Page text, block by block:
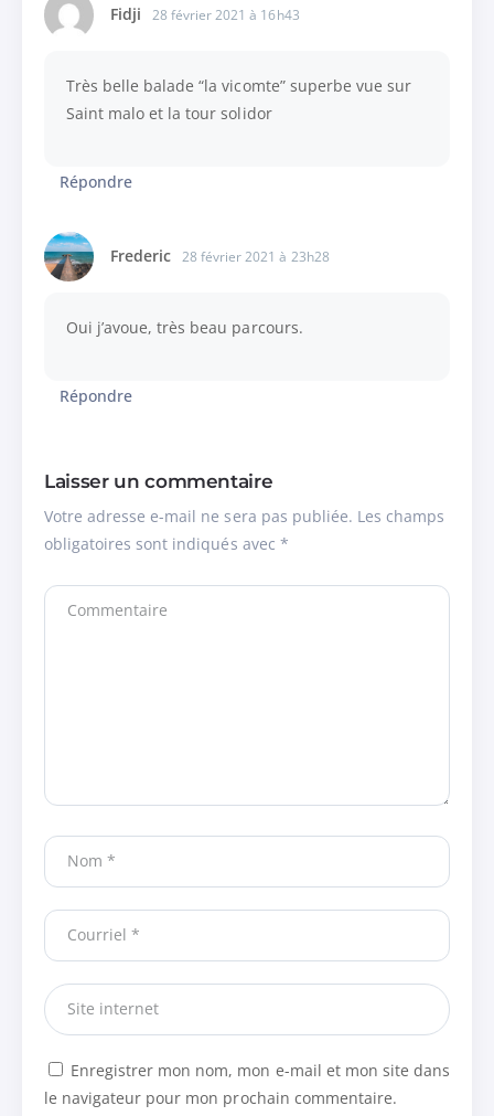
Fidji 28 février 2021 à 16h43
Très belle balade “la vicomte” superbe vue sur
Saint malo et la tour solidor
Répondre
Frederic 28 février 2021 à 23h28
Oui j’avoue, très beau parcours.
Répondre
Laisser un commentaire
Votre adresse e-mail ne sera pas publiée. Les champs
obligatoires sont indiqués avec *
Enregistrer mon nom, mon e-mail et mon site dans
le navigateur pour mon prochain commentaire.